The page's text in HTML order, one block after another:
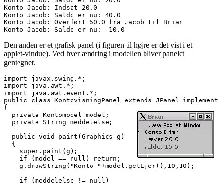
Konto Jacob: Indsat 20.0
Konto Jacob: Saldo er nu: 40.0
Konto Jacob: Overført 50.0 fra Jacob til Brian
Konto Jacob: Saldo er nu: -10.0
Den anden er et grafisk panel (i figuren til højre er det vist i et
applet-vindue). Ved hver ændring i modellen bliver panelet
gentegnet.
import java.awt.*;
import java.awt.event.*;
public class KontovisningPanel extends JPanel
{
  p
rivate Kontomodel model;
  private String meddelelse;
  public void paint(Graphics g)
  {
    super.paint(g);
    if (model == null) return;
    g.drawString("Konto "+model.getEjer(),10,10);
    if (meddelelse != null)